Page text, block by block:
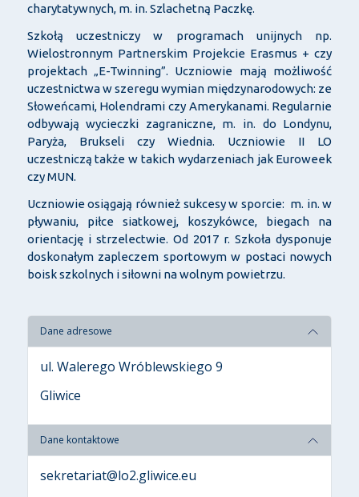
charytatywnych, m. in. Szlachetną Paczkę.
Szkołą uczestniczy w programach unijnych np.
Wielostronnym Partnerskim Projekcie Erasmus + czy
projektach „E-Twinning”. Uczniowie mają możliwość
uczestnictwa w szeregu wymian międzynarodowych: ze
Słoweńcami, Holendrami czy Amerykanami. Regularnie
odbywają wycieczki zagraniczne, m. in. do Londynu,
Paryża, Brukseli czy Wiednia. Uczniowie II LO
uczestniczą także w takich wydarzeniach jak Euroweek
czy MUN.
Uczniowie osiągają również sukcesy w sporcie: m. in. w
pływaniu, piłce siatkowej, koszykówce, biegach na
orientację i strzelectwie. Od 2017 r. Szkoła dysponuje
doskonałym zapleczem sportowym w postaci nowych
boisk szkolnych i siłowni na wolnym powietrzu.
Dane adresowe
ul. Walerego Wróblewskiego 9
Gliwice
Dane kontaktowe
sekretariat@lo2.gliwice.eu